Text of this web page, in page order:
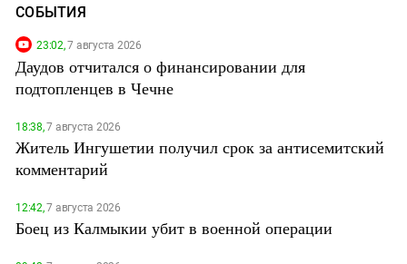
СОБЫТИЯ
23:02,7 августа 2026
Даудов отчитался о финансировании для
подтопленцев в Чечне
18:38,7 августа 2026
Житель Ингушетии получил срок за антисемитский
комментарий
12:42,7 августа 2026
Боец из Калмыкии убит в военной операции